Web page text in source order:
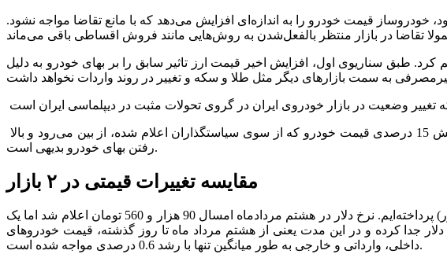
قیمت خودرو را به اندازه‌ای افزایش می‌دهد که با مانع تقاضا مواجه نشود.
کارشناس می‌توان سه سناریو برای بازار خودروی ایران در 6 ماه دوم سال ترسیم کرد. طبق سناریوی اول، افزایش اخیر قیمت ارز تاثیر سابق را بر بهای خودرو به دلیل
رفتن بهای خودرو بدیهی است.
مقایسه تغییرات قیمتی در ۲ بازار
در ادامه این گزارش به بررسی روند تغییرات نرخ ارز و قیمت خودرو در بازه زمانی یک‌ماهه (هشتم مرداد تا هشتم شهریور) پرداخته‌ایم. نرخ دلار در هشتم مردادماه امسال 90 هزار و 560 تومان اعلام شد اما یک
ایران راه خود را از دلار جدا کرده و در این مدت یعنی از هشتم مرداد ماه تا روز گذشته، قیمت خودروهای
داخلی، وارداتی و خارجی به طور میانگین تنها با رشد 0.6 درصدی مواجه شده است.